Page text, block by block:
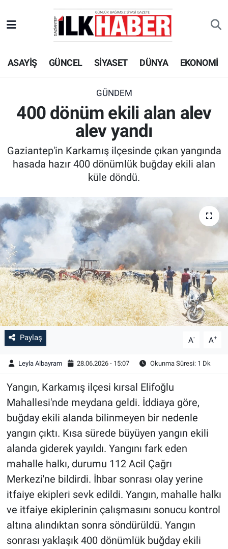
ASAYİŞ GÜNCEL SİYASET DÜNYA EKONOMİ
GÜNDEM
400 dönüm ekili alan alev
alev yandı
Gaziantep'in Karkamış ilçesinde çıkan yangında
hasada hazır 400 dönümlük buğday ekili alan
küle döndü.
Paylaş A- A+
Leyla Albayram 28.06.2026 - 15:07 Okunma Süresi: 1 Dk
Yangın, Karkamış ilçesi kırsal Elifoğlu
Mahallesi'nde meydana geldi. İddiaya göre,
buğday ekili alanda bilinmeyen bir nedenle
yangın çıktı. Kısa sürede büyüyen yangın ekili
alanda giderek yayıldı. Yangını fark eden
mahalle halkı, durumu 112 Acil Çağrı
Merkezi'ne bildirdi. İhbar sonrası olay yerine
itfaiye ekipleri sevk edildi. Yangın, mahalle halkı
ve itfaiye ekiplerinin çalışmasını sonucu kontrol
altına alındıktan sonra söndürüldü. Yangın
sonrası yaklaşık 400 dönümlük buğday ekili
EKONOMİ
SİYASET
SPOR
ASAYİŞ
EĞİTİM
KÜLTÜR - SANAT
Beyoğlu Hava Durumu
Beyoğlu Trafik Yoğunluk Haritası
Süper Lig Puan Durumu ve Fikstür
Tüm Manşetler
Haber Arşivi